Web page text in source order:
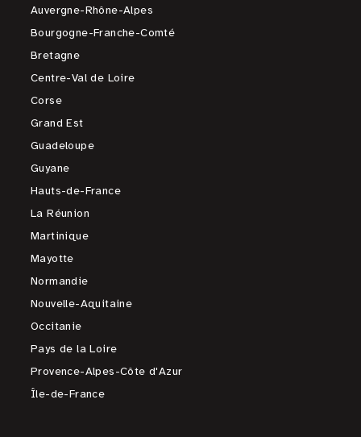
Auvergne-Rhône-Alpes
Bourgogne-Franche-Comté
Bretagne
Centre-Val de Loire
Corse
Grand Est
Guadeloupe
Guyane
Hauts-de-France
La Réunion
Martinique
Mayotte
Normandie
Nouvelle-Aquitaine
Occitanie
Pays de la Loire
Provence-Alpes-Côte d'Azur
Île-de-France